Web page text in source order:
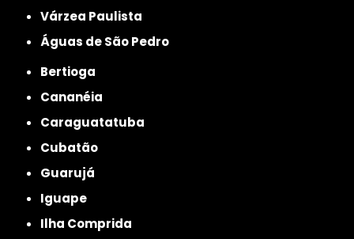
Várzea Paulista
Águas de São Pedro
Bertioga
Cananéia
Caraguatatuba
Cubatão
Guarujá
Iguape
Ilha Comprida